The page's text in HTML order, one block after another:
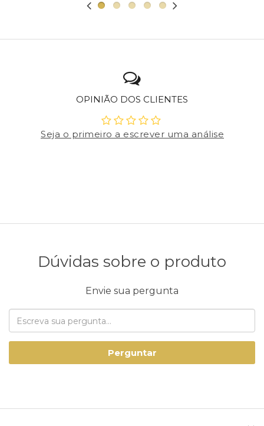
OPINIÃO DOS CLIENTES
Seja o primeiro a escrever uma análise
Dúvidas sobre o produto
Envie sua pergunta
Perguntar